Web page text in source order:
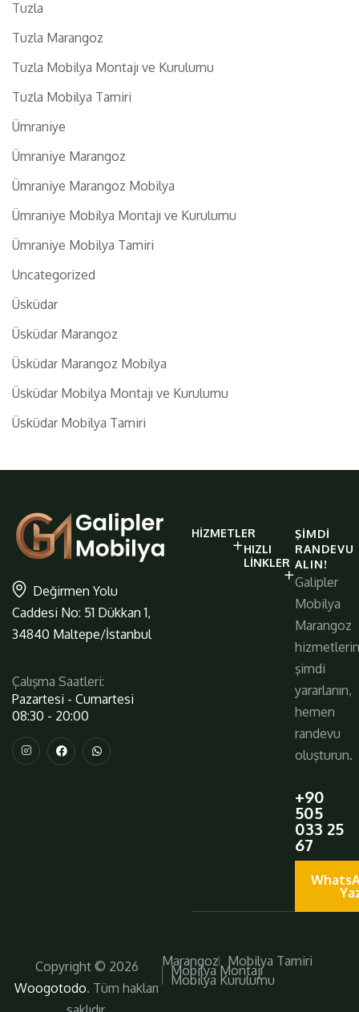
Tuzla
Tuzla Marangoz
Tuzla Mobilya Montajı ve Kurulumu
Tuzla Mobilya Tamiri
Ümraniye
Ümraniye Marangoz
Ümraniye Marangoz Mobilya
Ümraniye Mobilya Montajı ve Kurulumu
Ümraniye Mobilya Tamiri
Uncategorized
Üsküdar
Üsküdar Marangoz
Üsküdar Marangoz Mobilya
Üsküdar Mobilya Montajı ve Kurulumu
Üsküdar Mobilya Tamiri
Değirmen Yolu
Caddesi No: 51 Dükkan 1,
34840 Maltepe/İstanbul
Çalışma Saatleri:
Pazartesi - Cumartesi
08:30 - 20:00
galiplermobilya
https://
HIZMETLER
HIZLI
LINKLER
ŞIMDI
RANDEVU
ALIN!
Galipler
Mobilya
Marangoz
şimdi
yararlanın,
hemen
randevu
oluşturun.
+90
505
033 25
67
Copyright © 2026
Woogotodo. Tüm hakları
Marangoz Mobilya Tamiri
Mobilya Montajı
Mobilya Kurulumu